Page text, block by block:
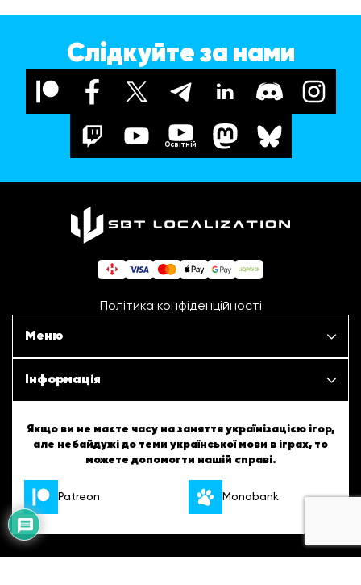
Слідкуйте за нами
Освітній
Політика конфіденційності
Меню
Наші проєкти
Про нас
Вакансії
Інформація
ШБТурнір
ШБТворчість
Українські підказки
Англійські підказки
Якщо ви не маєте часу на заняття українізацією ігор,
але небайдужі до теми української мови в іграх, то
можете допомогти нашій справі.
Patreon Monobank